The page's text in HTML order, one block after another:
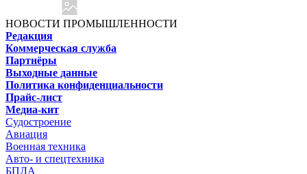
НОВОСТИ ПРОМЫШЛЕННОСТИ
Редакция
Коммерческая служба
Партнёры
Выходные данные
Политика конфиденциальности
Прайс-лист
Медиа-кит
Судостроение
Авиация
Военная техника
Авто- и спецтехника
БПЛА